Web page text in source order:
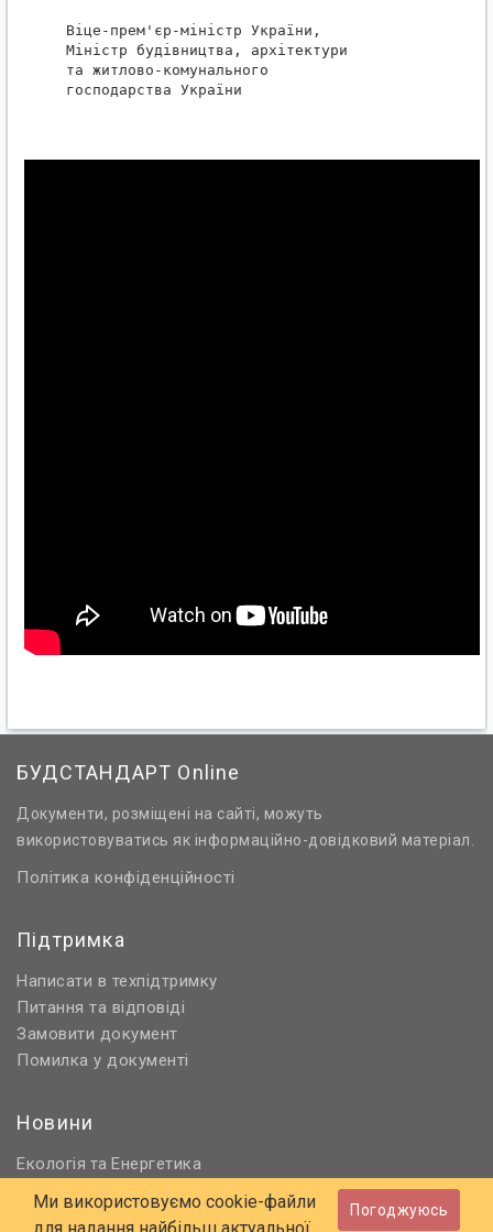
Віце-прем'єр-міністр України,
Міністр будівництва, архітектури
та житлово-комунального
господарства України
БУДСТАНДАРТ Online
Документи, розміщені на сайті, можуть
використовуватись як інформаційно-довідковий матеріал.
Політика конфіденційності
Підтримка
Написати в техпідтримку
Питання та відповіді
Замовити документ
Помилка у документі
Новини
Екологія та Енергетика
Нормативне регулювання
Будівництво та проєктування
Ми використовуємо cookie-файли
Погоджуюсь